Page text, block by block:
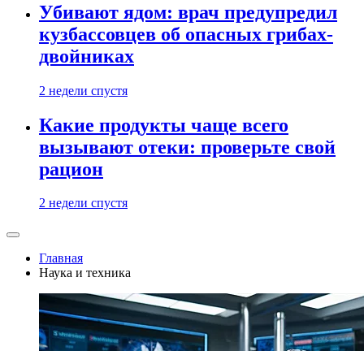
Убивают ядом: врач предупредил
кузбассовцев об опасных грибах-
двойниках
2 недели спустя
Какие продукты чаще всего
вызывают отеки: проверьте свой
рацион
2 недели спустя
Главная
Наука и техника